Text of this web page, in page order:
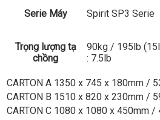
Serie Máy Spirit SP3 Serie
Trọng lượng tạ
chồng
90kg / 195lb
: 7.5lb
CARTON A 1350 x 745 x 180mm /
CARTON B 1510 x 820 x 230mm /
CARTON C 1080 x 1080 x 450mm /